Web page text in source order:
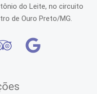
do Leite, no circuito
de Ouro Preto/MG.